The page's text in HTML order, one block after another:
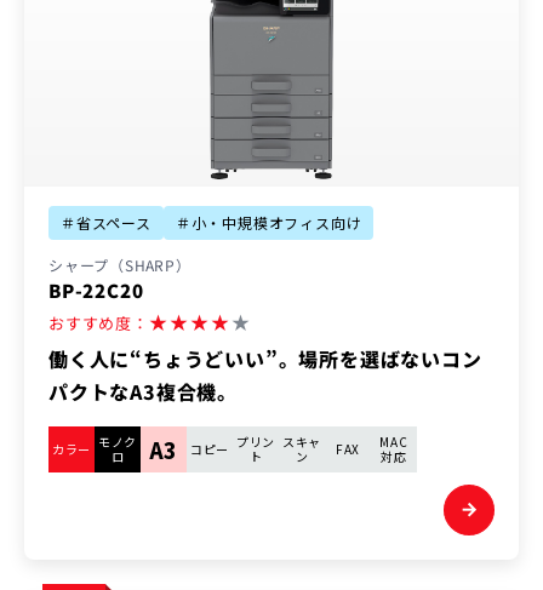
＃省スペース ＃小・中規模オフィス向け
シャープ（SHARP）
BP-22C20
おすすめ度： ★★★★★
働く人に“ちょうどいい”。場所を選ばないコン
パクトなA3複合機。
カラー モノク
ロ
A3 コピー プリン
ト
スキャ
ン
FAX
MAC
対応